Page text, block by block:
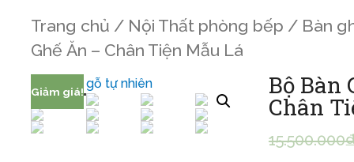
Trang chủ / Nội Thất phòng bếp / Bàn
Ghế Ăn – Chân Tiện Mẫu Lá
Giảm giá! Bộ Bàn
Chân
15.500.000